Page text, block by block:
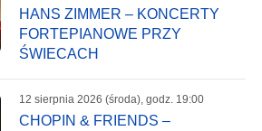
HANS ZIMMER – KONCERTY
FORTEPIANOWE PRZY
ŚWIECACH
12 sierpnia 2026 (środa), godz. 19:00
CHOPIN & FRIENDS –